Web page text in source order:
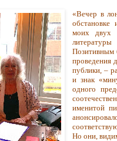
«Вечер в
обстановке
моих двух
Позитивным
проведения
публики, –
и знак
одного
именитой
Но они,